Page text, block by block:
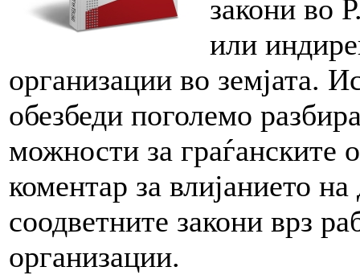
закони во
или
организации во земјата.
обезбеди поголемо
можности за граѓанските
коментар за влијанието
соодветните закони врз
организации.